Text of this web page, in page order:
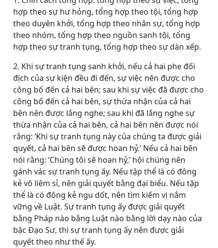
hợp theo sự hư hỏng, tổng hợp theo tội, tổng hợp
theo duyên khởi, tổng hợp theo nhân sự, tổng hợp
theo nhóm, tổng hợp theo nguồn sanh tội, tổng
hợp theo sự tranh tụng, tổng hợp theo sự dàn xếp.
2. Khi sự tranh tụng sanh khởi, nếu cả hai phe đối
địch của sự kiện đều đi đến, sự việc nên được cho
công bố đến cả hai bên; sau khi sự việc đã được cho
công bố đến cả hai bên, sự thừa nhận của cả hai
bên nên được lắng nghe; sau khi đã lắng nghe sự
thừa nhận của cả hai bên, cả hai bên nên được nói
rằng: ‘Khi sự tranh tụng này của chúng ta được giải
quyết, cả hai bên sẽ được hoan hỷ.’ Nếu cả hai bên
nói rằng: ‘Chúng tôi sẽ hoan hỷ,’ hội chúng nên
gánh vác sự tranh tụng ấy. Nếu tập thể là có đông
kẻ vô liêm sỉ, nên giải quyết bằng đại biểu. Nếu tập
thể là có đông kẻ ngu dốt, nên tìm kiếm vị nắm
vững về Luật. Sự tranh tụng ấy được giải quyết
bằng Pháp nào bằng Luật nào bằng lời dạy nào của
bậc Đạo Sư, thì sự tranh tụng ấy nên được giải
quyết theo như thế ấy.